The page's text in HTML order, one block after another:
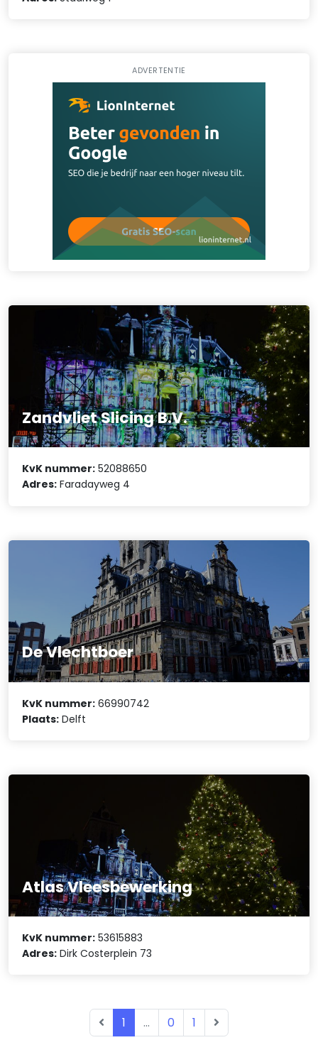
ADVERTENTIE
Zandvliet Slicing B.V.
KvK nummer: 52088650
Adres: Faradayweg 4
De Vlechtboer
KvK nummer: 66990742
Plaats: Delft
Atlas Vleesbewerking
KvK nummer: 53615883
Adres: Dirk Costerplein 73
1 ... 0 1